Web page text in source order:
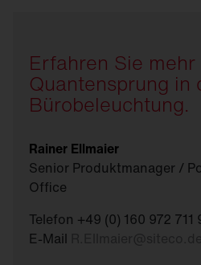
Erfahren Sie
Quantensprung in
Bürobeleuchtung.
Rainer Ellmaier
Senior Produktmanager /
Office
Telefon +49 (0) 160 972 711
E-Mail